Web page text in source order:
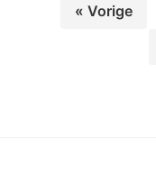
Wegwerpbak
« Vorige